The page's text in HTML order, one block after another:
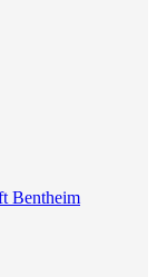
Bentheim